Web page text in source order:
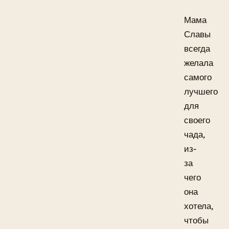
Мама
Славы
всегда
желала
самого
лучшего
для
своего
чада,
из-
за
чего
она
хотела,
чтобы